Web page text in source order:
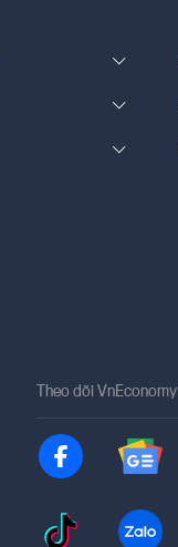
Theo dõi VnEconomy